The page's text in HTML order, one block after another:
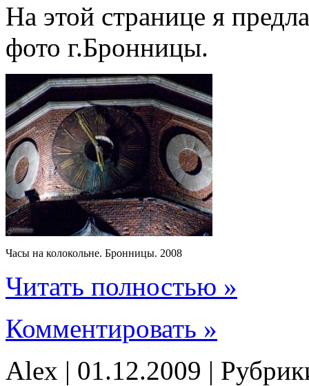
На этой странице я
фото г.Бронницы.
Часы на колокольне. Бронницы. 2008
Читать полностью »
Комментировать »
Alex | 01.12.2009 |